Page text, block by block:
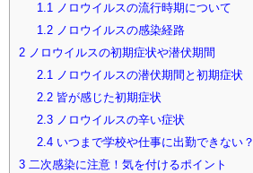
1.1ノロウイルスの流行時期について
1.2ノロウイルスの感染経路
2 ノロウイルスの初期症状や潜伏期間
2.1ノロウイルスの潜伏期間と初期症状
2.2皆が感じた初期症状
2.3ノロウイルスの辛い症状
2.4いつまで学校や仕事に出勤できない？
3 二次感染に注意！気を付けるポイント